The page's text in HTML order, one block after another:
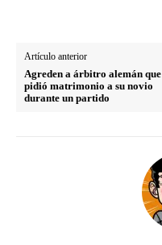
Artículo anterior
Agreden a árbitro alemán que
pidió matrimonio a su novio
durante un partido